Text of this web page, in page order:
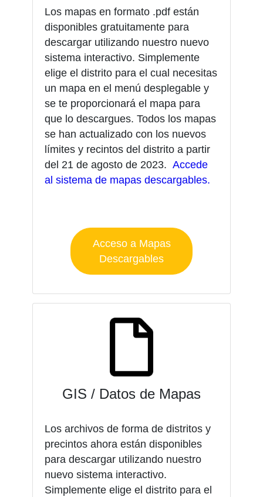
Los mapas en formato .pdf están
disponibles gratuitamente para
descargar utilizando nuestro nuevo
sistema interactivo. Simplemente
elige el distrito para el cual necesitas
un mapa en el menú desplegable y
se te proporcionará el mapa para
que lo descargues. Todos los mapas
se han actualizado con los nuevos
límites y recintos del distrito a partir
del 21 de agosto de 2023. Accede
al sistema de mapas descargables.
Acceso a Mapas
Descargables
GIS / Datos de Mapas
Los archivos de forma de distritos y
precintos ahora están disponibles
para descargar utilizando nuestro
nuevo sistema interactivo.
Simplemente elige el distrito para el